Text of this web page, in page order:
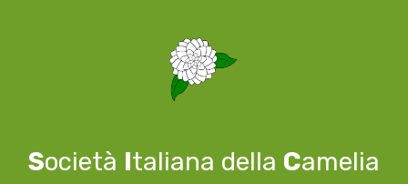
Società Italiana della Camelia